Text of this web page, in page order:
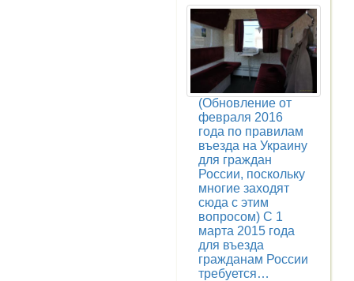
(Обновление от
февраля 2016
года по правилам
въезда на Украину
для граждан
России, поскольку
многие заходят
сюда с этим
вопросом) С 1
марта 2015 года
для въезда
гражданам России
требуется…